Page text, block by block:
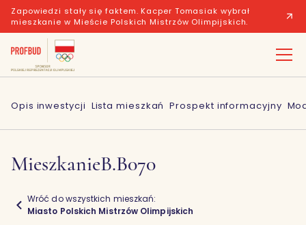
Zapowiedzi stały się faktem. Kacper Tomasiak wybrał
mieszkanie w Mieście Polskich Mistrzów Olimpijskich.
Opis inwestycji Lista mieszkań Prospekt informacyjny
MieszkanieB.B070
Wróć do wszystkich mieszkań:
Miasto Polskich Mistrzów Olimpijskich